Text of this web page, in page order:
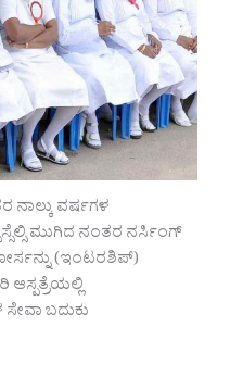
ನಾಲ್ಕು ವರ್ಷಗಳ
ಮುಗಿದ ನಂತರ ನರ್ಸಿಂಗ್
(ಇಂಟರಶಿಪ್)
ಆಸ್ಪತ್ರೆಯಲ್ಲಿ
ಬದುಕು